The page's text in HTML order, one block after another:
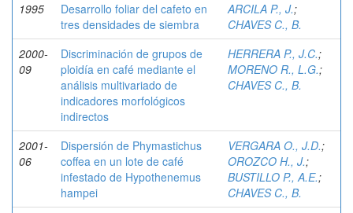
1995
Desarrollo foliar del cafeto en
tres densidades de siembra
ARCILA P., J.;
CHAVES C., B.
2000-
09
Discriminación de grupos de
ploidía en café mediante el
análisis multivariado de
indicadores morfológicos
indirectos
HERRERA P., J.C.;
MORENO R., L.G.;
CHAVES C., B.
2001-
06
Dispersión de Phymastichus
coffea en un lote de café
infestado de Hypothenemus
hampei
VERGARA O., J.D.;
OROZCO H., J.;
BUSTILLO P., A.E.;
CHAVES C., B.